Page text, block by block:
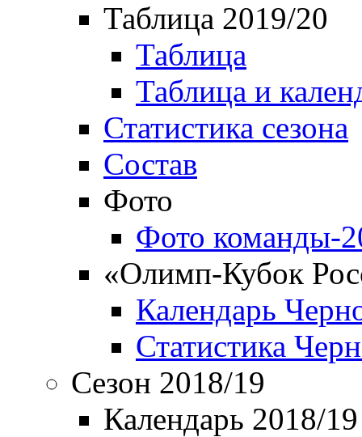
Таблица 2019/20
Таблица
Таблица и
Статистика сезона
Состав
Фото
Фото команды-
«Олимп-Кубок
Календарь
Статистика
Сезон 2018/19
Календарь 2018/19